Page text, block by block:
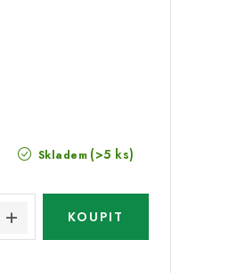
Skladem (>5 ks)